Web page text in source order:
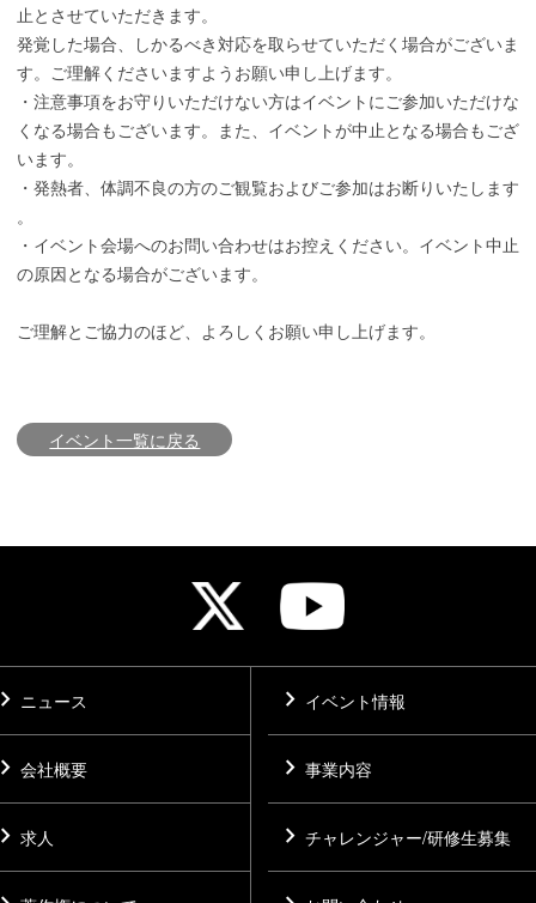
止とさせていただきます。
発覚した場合、しかるべき対応を取らせていただく場合がございま
す。ご理解くださいますようお願い申し上げます。
・注意事項をお守りいただけない方はイベントにご参加いただけな
くなる場合もございます。また、イベントが中止となる場合もござ
います。
・発熱者、体調不良の方のご観覧およびご参加はお断りいたします
。
・イベント会場へのお問い合わせはお控えください。イベント中止
の原因となる場合がございます。
ご理解とご協力のほど、よろしくお願い申し上げます。
イベント一覧に戻る
ニュース chevron_right イベント情報
会社概要 chevron_right 事業内容
求人 chevron_right チャレンジャー/研修生募集